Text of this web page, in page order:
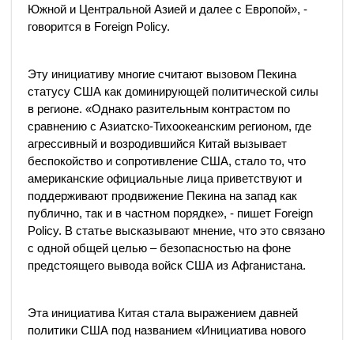
Южной и Центральной Азией и далее с Европой», -
говорится в Foreign Policy.
​​Эту инициативу многие считают вызовом Пекина
статусу США как доминирующей политической силы
в регионе. «Однако разительным контрастом по
сравнению с Азиатско-Тихоокеанским регионом, где
агрессивный и возродившийся Китай вызывает
беспокойство и сопротивление США, стало то, что
американские официальные лица приветствуют и
поддерживают продвижение Пекина на запад как
публично, так и в частном порядке», - пишет Foreign
Policy. В статье высказывают мнение, что это связано
с одной общей целью – безопасностью на фоне
предстоящего вывода войск США из Афганистана.
Эта инициатива Китая стала выражением давней
политики США под названием «Инициатива нового